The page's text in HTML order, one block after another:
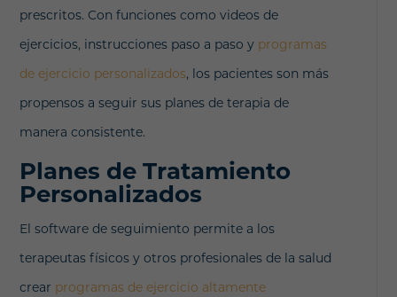
prescritos. Con funciones como videos de
ejercicios, instrucciones paso a paso y programas
de ejercicio personalizados, los pacientes son más
propensos a seguir sus planes de terapia de
manera consistente.
Planes de Tratamiento
Personalizados
El software de seguimiento permite a los
terapeutas físicos y otros profesionales de la salud
crear programas de ejercicio altamente